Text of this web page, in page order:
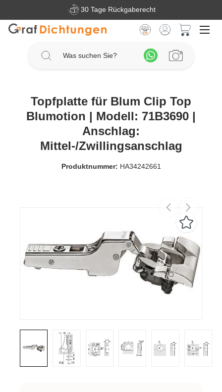
Zum Hauptinhalt springen30 Tage Rückgaberecht
Topfplatte für Blum Clip Top
Blumotion | Modell: 71B3690 |
Anschlag:
Mittel-/Zwillingsanschlag
Produktnummer: HA34242661